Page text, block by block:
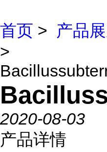
首页 > 产品
>
2020-08-03
产品详情